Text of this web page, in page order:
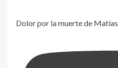
Dolor por la muerte de Matías